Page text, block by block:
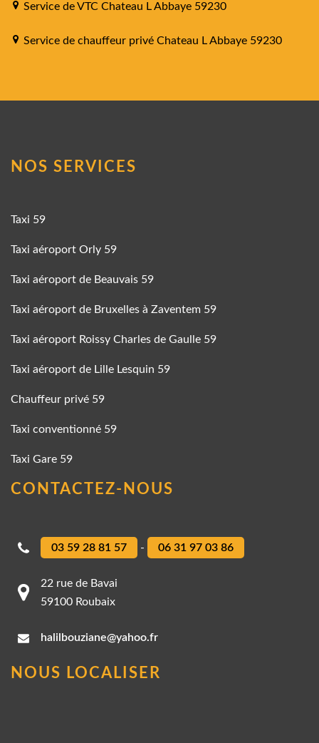
Service de VTC Chateau L Abbaye 59230
Service de chauffeur privé Chateau L Abbaye 59230
NOS SERVICES
Taxi 59
Taxi aéroport Orly 59
Taxi aéroport de Beauvais 59
Taxi aéroport de Bruxelles à Zaventem 59
Taxi aéroport Roissy Charles de Gaulle 59
Taxi aéroport de Lille Lesquin 59
Chauffeur privé 59
Taxi conventionné 59
Taxi Gare 59
CONTACTEZ-NOUS
03 59 28 81 57 - 06 31 97 03 86
22 rue de Bavai
59100 Roubaix
halilbouziane@yahoo.fr
NOUS LOCALISER